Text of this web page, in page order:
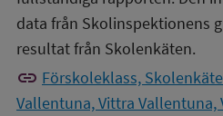
data från Skolinspektionens
resultat från Skolenkäten.
link Förskoleklass,
Vallentuna, Vittra Vallentuna,